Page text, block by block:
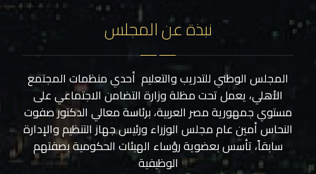
نبذة عن المجلس
المجلس الوطني للتدريب والتعليم أحدي منظمات المجتمع
الأهلي، يعمل تحت مظلة وزارة التضامن الاجتماعي على
مستوي جمهورية مصر العربية، برئاسة معالي الدكتور صفوت
النحاس أمين عام مجلس الوزراء ورئيس جهاز التنظيم والإدارة
سابقاً، تأسس بعضوية رؤساء الهيئات الحكومية بصفتهم
الوظيفية